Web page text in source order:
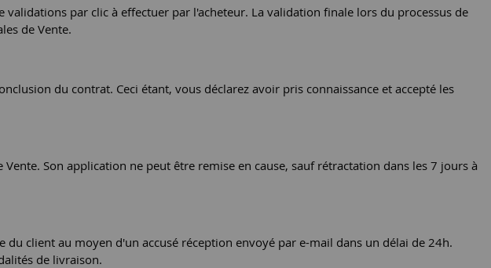
par clic à effectuer par l'acheteur. La validation finale lors du processus de
de Vente.
du contrat. Ceci étant, vous déclarez avoir pris connaissance et accepté les
Son application ne peut être remise en cause, sauf rétractation dans les 7 jours à
client au moyen d'un accusé réception envoyé par e-mail dans un délai de 24h.
de livraison.